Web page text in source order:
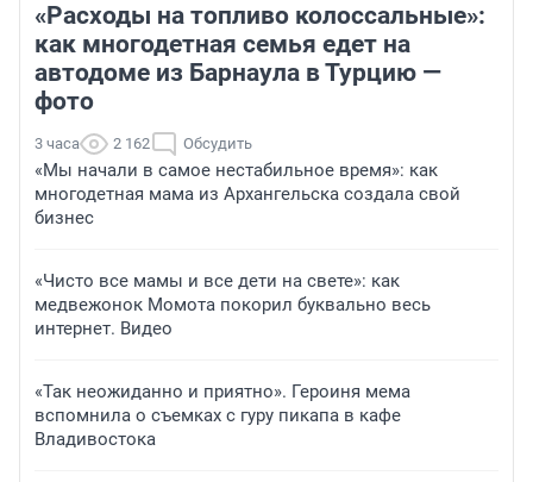
«Расходы на топливо колоссальные»:
как многодетная семья едет на
автодоме из Барнаула в Турцию —
фото
3 часа 2 162 Обсудить
«Мы начали в самое нестабильное время»: как
многодетная мама из Архангельска создала свой
бизнес
«Чисто все мамы и все дети на свете»: как
медвежонок Момота покорил буквально весь
интернет. Видео
«Так неожиданно и приятно». Героиня мема
вспомнила о съемках с гуру пикапа в кафе
Владивостока